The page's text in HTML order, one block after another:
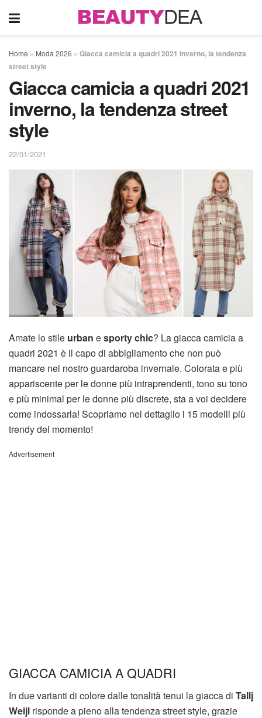
Home » Moda 2026 » Giacca camicia a quadri 2021 inverno, la tendenza
street style
Giacca camicia a quadri 2021
inverno, la tendenza street
style
22/01/2021
Amate lo stile urban esporty chic? La giacca camicia a
quadri 2021 è il capo di abbigliamento che non può
mancare nel nostro guardaroba invernale. Colorata e più
appariscente per le donne più intraprendenti, tono su tono
e più minimal per le donne più discrete, sta a voi decidere
come indossarla! Scopriamo nel dettaglio i 15 modelli più
trendy del momento!
Advertisement
GIACCA CAMICIA A QUADRI
In due varianti di colore dalle tonalità tenui la giacca di Tallj
Weijl risponde a pieno alla tendenza street style, grazie